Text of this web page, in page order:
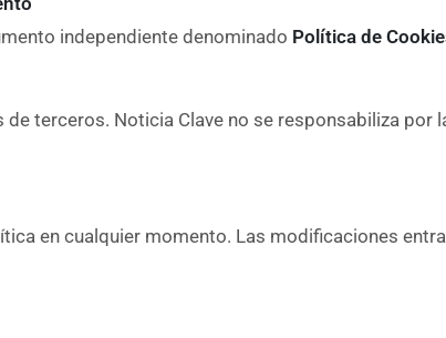
independiente denominado Política de
de terceros. Noticia Clave no se responsabiliza
en cualquier momento. Las modificaciones